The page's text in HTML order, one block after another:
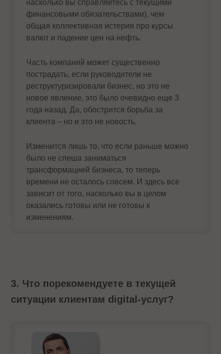
насколько вы справляетесь с текущими
финансовыми обязательствами), чем
общая коллективная истерия про курсы
валют и падение цен на нефть.
Часть компаний может существенно
пострадать, если руководители не
реструктуризировали бизнес, но это не
новое явление, это было очевидно еще 3
года назад. Да, обострится борьба за
клиента – но и это не новость.
Изменится лишь то, что если раньше можно
было не спеша заниматься
трансформацией бизнеса, то теперь
времени не осталось совсем. И здесь все
зависит от того, насколько вы в целом
оказались готовы или не готовы к
изменениям.
3. Что порекомендуете в текущей
ситуации клиентам digital-услуг?